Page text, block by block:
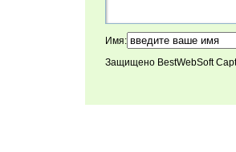
Имя:
Защищено BestWebSoft